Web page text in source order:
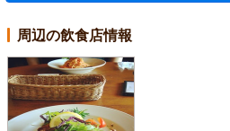
周辺の飲食店情報